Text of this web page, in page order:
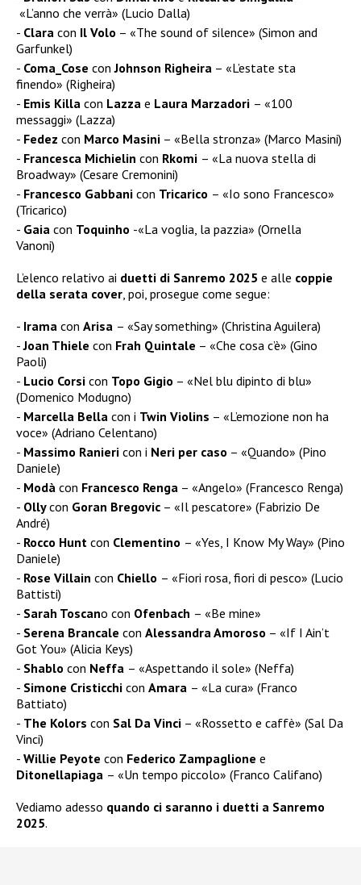
«L’anno che verrà» (Lucio Dalla)
Clara con Il Volo – «The sound of silence» (Simon and
Garfunkel)
Coma_Cose conJohnson Righeira – «L’estate sta
finendo» (Righeira)
Emis Killa con Lazza e Laura Marzadori – «100
messaggi» (Lazza)
Fedez con Marco Masini – «Bella stronza» (Marco Masini)
Francesca Michielin con Rkomi – «La nuova stella di
Broadway» (Cesare Cremonini)
Francesco Gabbani con Tricarico – «Io sono Francesco»
(Tricarico)
Gaia con Toquinho -«La voglia, la pazzia» (Ornella
Vanoni)
L’elenco relativo ai duetti di Sanremo 2025 e alle coppie
della serata cover, poi, prosegue come segue:
Irama con Arisa – «Say something» (Christina Aguilera)
Joan Thiele con Frah Quintale – «Che cosa c’è» (Gino
Paoli)
Lucio Corsi con Topo Gigio – «Nel blu dipinto di blu»
(Domenico Modugno)
Marcella Bella con i Twin Violins – «L’emozione non ha
voce» (Adriano Celentano)
Massimo Ranieri con i Neri per caso – «Quando» (Pino
Daniele)
Modà con Francesco Renga – «Angelo» (Francesco Renga)
Ollycon Goran Bregovic – «Il pescatore» (Fabrizio De
André)
Rocco Hunt con Clementino – «Yes, I Know My Way» (Pino
Daniele)
Rose Villain con Chiello – «Fiori rosa, fiori di pesco» (Lucio
Battisti)
Sarah Toscano con Ofenbach – «Be mine»
Serena Brancale con Alessandra Amoroso – «If I Ain’t
Got You» (Alicia Keys)
Shablo con Neffa – «Aspettando il sole» (Neffa)
Simone Cristicchi con Amara – «La cura» (Franco
Battiato)
The Kolors con Sal Da Vinci – «Rossetto e caffè» (Sal Da
Vinci)
Willie Peyote con Federico Zampaglione e
Ditonellapiaga – «Un tempo piccolo» (Franco Califano)
Vediamo adesso quando ci saranno i duetti a Sanremo
2025.